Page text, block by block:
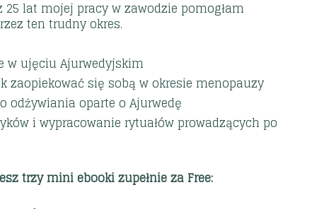
25 lat mojej pracy w zawodzie pomogłam
ten trudny okres.
w ujęciu Ajurwedyjskim
zaopiekować się sobą w okresie menopauzy
odżywiania oparte o Ajurwedę
i wypracowanie rytuałów prowadzących po
trzy mini ebooki zupełnie za Free: